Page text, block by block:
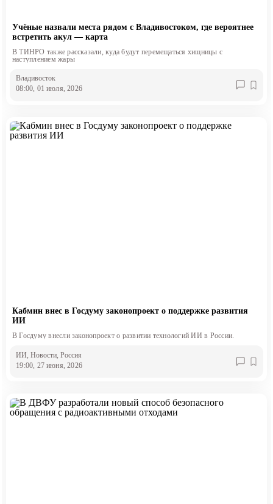
Учёные назвали места рядом с Владивостоком, где вероятнее
встретить акул — карта
В ТИНРО также рассказали, куда будут перемещаться хищницы с
наступлением жары
Владивосток
08:00, 01 июля, 2026
Кабмин внес в Госдуму законопроект о поддержке развития
ИИ
В Госдуму внесли законопроект о развитии технологий ИИ в России.
ИИ , Новости , Россия
19:00, 27 июня, 2026